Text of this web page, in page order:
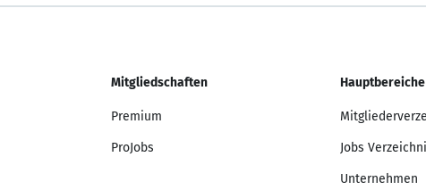
Mitgliedschaften
Premium
ProJobs
Hauptbereiche
Jobs
Unternehmen